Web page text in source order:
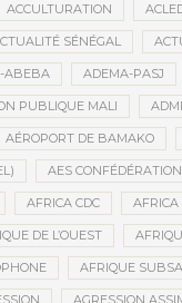
ACCULTURATION
SÉNÉGAL
ABEBA ADEMA-PASJ
PUBLIQUE MALI
AÉROPORT DE BAMAKO
AES
AFRICA CDC AFRICA
DE L’OUEST
AFRIQUE